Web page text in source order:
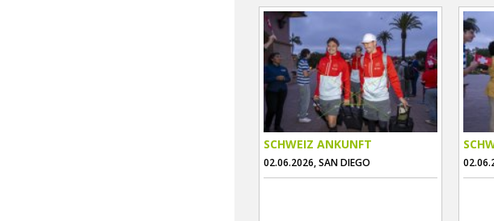
SCHWEIZ ANKUNFT
02.06.2026, SAN DIEGO